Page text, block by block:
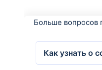
Больше вопросов
Как узнать о